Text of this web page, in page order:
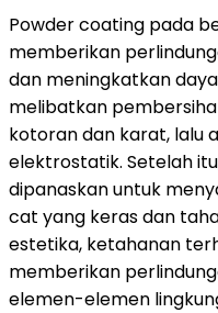
Powder coating pada
memberikan
dan meningkatkan
melibatkan
kotoran dan karat, lalu
elektrostatik. Setelah
dipanaskan untuk
cat yang keras dan
estetika, ketahanan
memberikan
elemen-elemen